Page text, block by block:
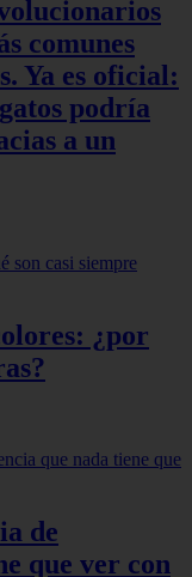
comunes
Ya es oficial:
podría
a un
¿por
de
que ver con